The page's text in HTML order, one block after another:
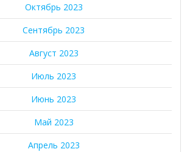
Октябрь 2023
Сентябрь 2023
Август 2023
Июль 2023
Июнь 2023
Май 2023
Апрель 2023